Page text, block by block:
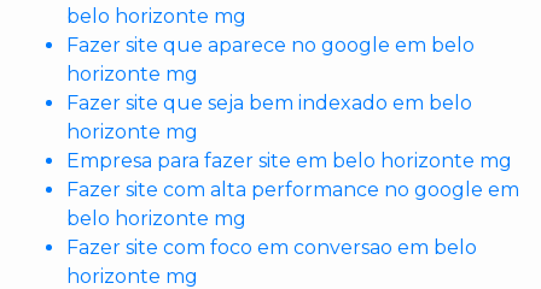
belo horizonte mg
Fazer site que aparece no google em belo
horizonte mg
Fazer site que seja bem indexado em belo
horizonte mg
Empresa para fazer site em belo horizonte mg
Fazer site com alta performance no google em
belo horizonte mg
Fazer site com foco em conversao em belo
horizonte mg